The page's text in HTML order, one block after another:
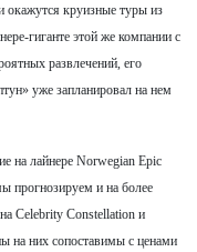
окажутся круизные туры из
гиганте этой же компании с
развлечений, его
уже запланировал на нем
на лайнере Norwegian Epic
прогнозируем и на более
Celebrity Constellation и
на них сопоставимы с ценами